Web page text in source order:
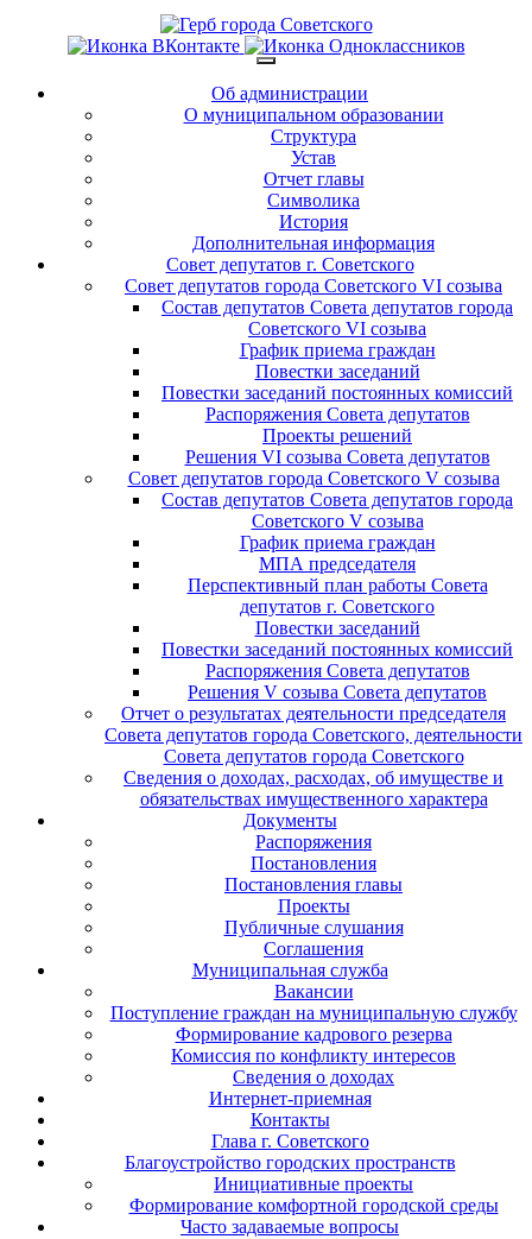
Об администрации
О муниципальном образовании
Структура
Устав
Отчет главы
Символика
История
Дополнительная информация
Совет депутатов г. Советского
Совет депутатов города Советского VI созыва
Состав депутатов Совета депутатов города
Советского VI созыва
График приема граждан
Повестки заседаний
Повестки заседаний постоянных комиссий
Распоряжения Совета депутатов
Проекты решений
Решения VI созыва Совета депутатов
Совет депутатов города Советского V созыва
Состав депутатов Совета депутатов города
Советского V созыва
График приема граждан
МПА председателя
Перспективный план работы Совета
депутатов г. Советского
Повестки заседаний
Повестки заседаний постоянных комиссий
Распоряжения Совета депутатов
Решения V созыва Совета депутатов
Отчет о результатах деятельности председателя
Совета депутатов города Советского, деятельности
Совета депутатов города Советского
Сведения о доходах, расходах, об имуществе и
обязательствах имущественного характера
Документы
Распоряжения
Постановления
Постановления главы
Проекты
Публичные слушания
Соглашения
Муниципальная служба
Вакансии
Поступление граждан на муниципальную службу
Формирование кадрового резерва
Комиссия по конфликту интересов
Сведения о доходах
Интернет-приемная
Контакты
Глава г. Советского
Благоустройство городских пространств
Инициативные проекты
Формирование комфортной городской среды
Часто задаваемые вопросы